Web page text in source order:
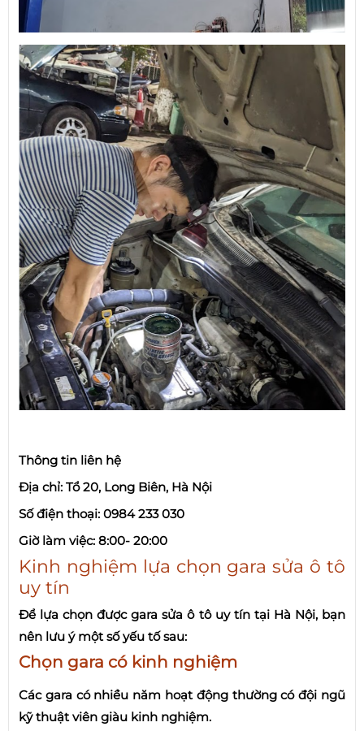
Thông tin liên hệ
Địa chỉ: Tổ 20, Long Biên, Hà Nội
Số điện thoại: 0984 233 030
Giờ làm việc: 8:00- 20:00
Kinh nghiệm lựa chọn gara sửa ô tô
uy tín
Để lựa chọn được gara sửa ô tô uy tín tại Hà Nội, bạn
nên lưu ý một số yếu tố sau:
Chọn gara có kinh nghiệm
Các gara có nhiều năm hoạt động thường có đội ngũ
kỹ thuật viên giàu kinh nghiệm.